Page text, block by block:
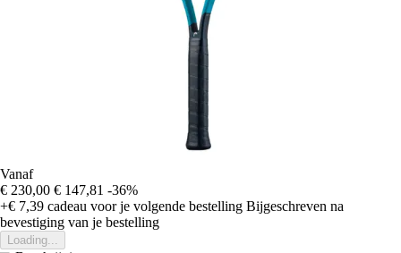
Vanaf
€ 230,00 € 147,81 -36%
+€ 7,39 cadeau voor je volgende bestelling Bijgeschreven na
bevestiging van je bestelling
Loading...